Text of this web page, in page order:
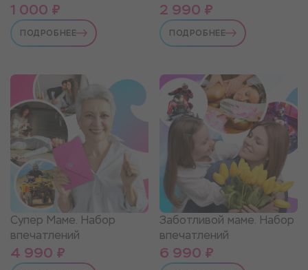
1 000 ₽
ПОДРОБНЕЕ
2 990 ₽
ПОДРОБНЕЕ
Супер Маме. Набор
впечатлений
4 990 ₽
Заботливой маме. Набор
впечатлений
6 990 ₽